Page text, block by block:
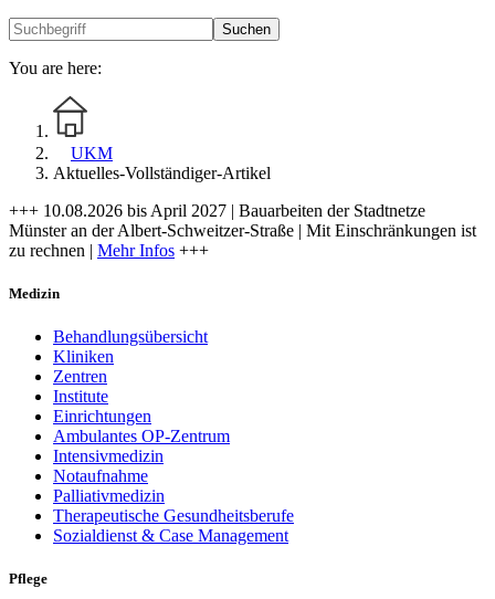
Suchen
You are here:
UKM
Aktuelles-Vollständiger-Artikel
+++ 10.08.2026 bis April 2027 | Bauarbeiten der Stadtnetze
Münster an der Albert-Schweitzer-Straße | Mit Einschränkungen ist
zu rechnen | Mehr Infos +++
Medizin
Behandlungsübersicht
Kliniken
Zentren
Institute
Einrichtungen
Ambulantes OP-Zentrum
Intensivmedizin
Notaufnahme
Palliativmedizin
Therapeutische Gesundheitsberufe
Sozialdienst & Case Management
Pflege